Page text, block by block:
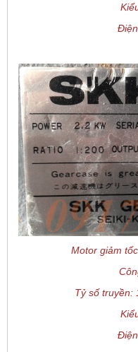
Motor giảm
Tỷ số truyền: